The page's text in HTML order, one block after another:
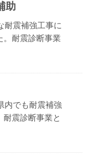
助
耐震補強工事に
。耐震診断事業
内でも耐震補強
耐震診断事業と